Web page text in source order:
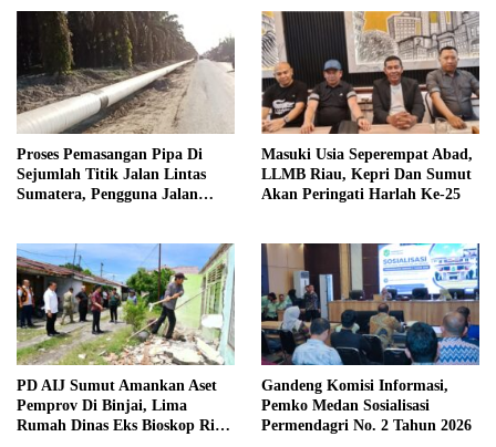
Proses Pemasangan Pipa Di
Sejumlah Titik Jalan Lintas
Sumatera, Pengguna Jalan
Masuki Usia Seperempat Abad,
LLMB Riau, Kepri Dan Sumut
Akan Peringati Harlah Ke-25
PD AIJ Sumut Amankan Aset
Pemprov Di Binjai, Lima
Rumah Dinas Eks Bioskop Ria
Gandeng Komisi Informasi,
Pemko Medan Sosialisasi
Permendagri No. 2 Tahun 2026